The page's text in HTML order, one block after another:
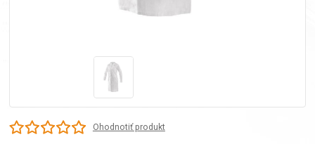
Ohodnotiť produkt